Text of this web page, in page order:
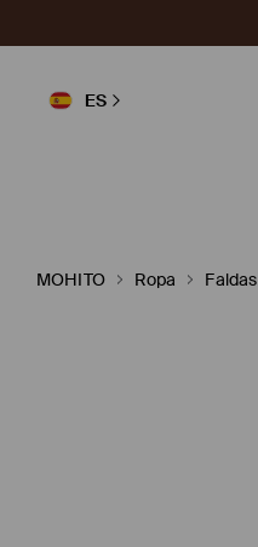
ES
MOHITO Ropa Faldas